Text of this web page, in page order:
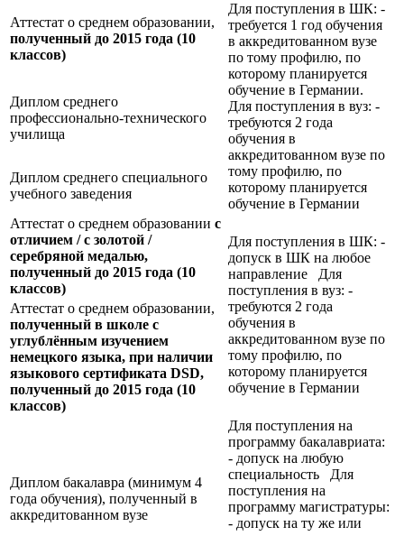
Аттестат о среднем образовании,
полученный до 2015 года (10
классов)
Для поступления в ШК: -
требуется 1 год обучения
в аккредитованном вузе
по тому профилю, по
которому планируется
обучение в Германии.
Для поступления в вуз: -
требуются 2 года
обучения в
аккредитованном вузе по
тому профилю, по
которому планируется
обучение в Германии
Диплом среднего
профессионально-технического
училища
Диплом среднего специального
учебного заведения
Аттестат о среднем образовании с
отличием / с золотой /
серебряной медалью,
полученный до 2015 года (10
классов)
Для поступления в ШК: -
допуск в ШК на любое
направление Для
поступления в вуз: -
требуются 2 года
обучения в
аккредитованном вузе по
тому профилю, по
которому планируется
обучение в Германии
Аттестат о среднем образовании,
полученный в школе с
углублённым изучением
немецкого языка, при наличии
языкового сертификата DSD,
полученный до 2015 года (10
классов)
Диплом бакалавра (минимум 4
года обучения), полученный в
аккредитованном вузе
Для поступления на
программу бакалавриата:
- допуск на любую
специальность Для
поступления на
программу магистратуры:
- допуск на ту же или